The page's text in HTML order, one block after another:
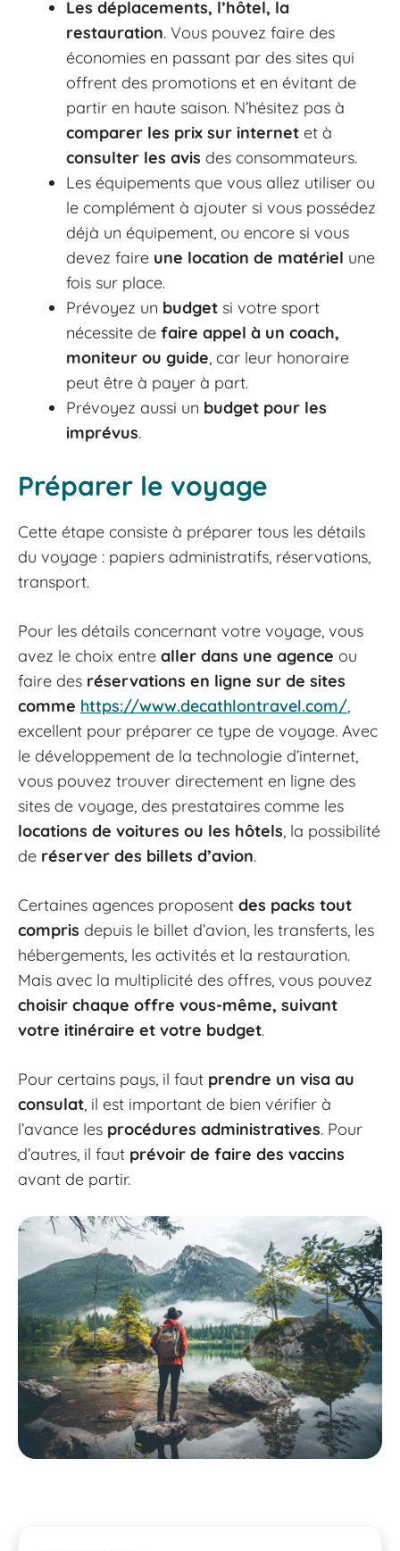
Les déplacements, l’hôtel, la
restauration. Vous pouvez faire des
économies en passant par des sites qui
offrent des promotions et en évitant de
partir en haute saison. N’hésitez pas à
comparer les prix sur internet et à
consulter les avis des consommateurs.
Les équipements que vous allez utiliser ou
le complément à ajouter si vous possédez
déjà un équipement, ou encore si vous
devez faire une location de matériel une
fois sur place.
Prévoyez un budget si votre sport
nécessite de faire appel à un coach,
moniteur ou guide, car leur honoraire
peut être à payer à part.
Prévoyez aussi un budget pour les
imprévus.
Préparer le voyage
Cette étape consiste à préparer tous les détails
du voyage : papiers administratifs, réservations,
transport.
Pour les détails concernant votre voyage, vous
avez le choix entre aller dans une agence ou
faire des réservations en ligne sur de sites
comme https://www.decathlontravel.com/,
excellent pour préparer ce type de voyage. Avec
le développement de la technologie d’internet,
vous pouvez trouver directement en ligne des
sites de voyage, des prestataires comme les
locations de voitures ou les hôtels, la possibilité
de réserver des billets d’avion.
Certaines agences proposent des packs tout
compris depuis le billet d’avion, les transferts, les
hébergements, les activités et la restauration.
Mais avec la multiplicité des offres, vous pouvez
choisir chaque offre vous-même, suivant
votre itinéraire et votre budget.
Pour certains pays, il faut prendre un visa au
consulat, il est important de bien vérifier à
l’avance les procédures administratives. Pour
d’autres, il faut prévoir de faire des vaccins
avant de partir.